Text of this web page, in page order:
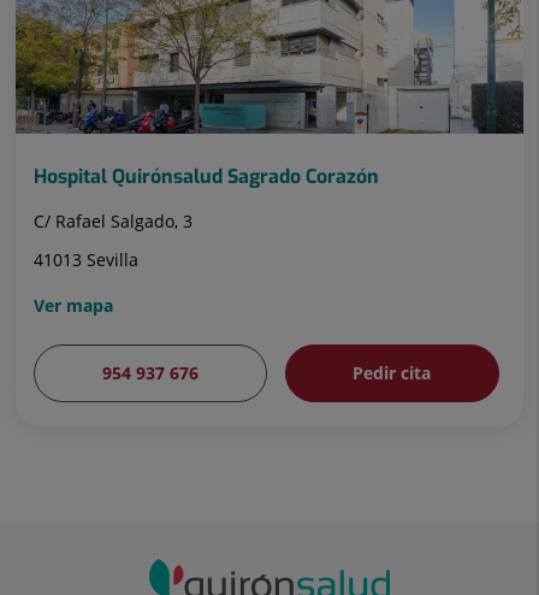
Hospital Quirónsalud Sagrado Corazón
C/ Rafael Salgado, 3
41013 Sevilla
Ver mapa
954 937 676 Pedir cita